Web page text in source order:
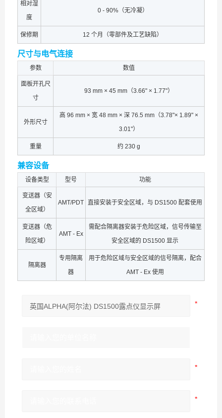
相对湿
度
0 - 90%（无冷凝）
保修期 12 个月（零部件及工艺缺陷）
尺寸与电气连接
参数 数值
面板开孔尺
寸
93 mm × 45 mm（3.66" × 1.77"）
外形尺寸
高 96 mm × 宽 48 mm × 深 76.5 mm（3.78"× 1.89" ×
3.01"）
重量 约 230 g
兼容设备
设备类型 型号 功能
变送器（安
全区域）
AMT/PDT 直接安装于安全区域，与 DS1500 配套使用
变送器（危
险区域）
AMT - Ex
需配合隔离器安装于危险区域，信号传输至
安全区域的 DS1500 显示
隔离器
专用隔离
器
用于危险区域与安全区域的信号隔离，配合
AMT - Ex 使用